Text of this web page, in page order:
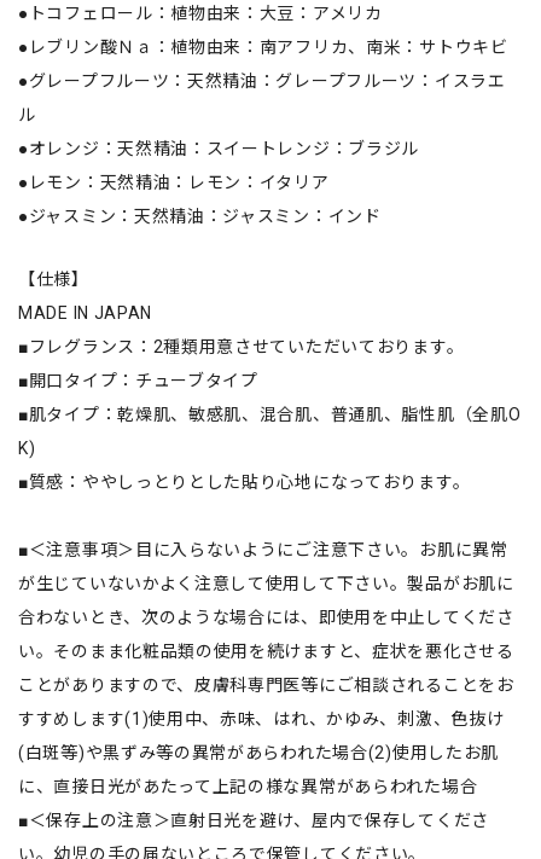
●トコフェロール：植物由来：大豆：アメリカ
●レブリン酸Ｎａ：植物由来：南アフリカ、南米：サトウキビ
●グレープフルーツ：天然精油：グレープフルーツ：イスラエ
ル
●オレンジ：天然精油：スイートレンジ：ブラジル
●レモン：天然精油：レモン：イタリア
●ジャスミン：天然精油：ジャスミン：インド
【仕様】
MADE IN JAPAN
■フレグランス：2種類用意させていただいております。
■開口タイプ：チューブタイプ
■肌タイプ：乾燥肌、敏感肌、混合肌、普通肌、脂性肌（全肌O
K)
■質感：ややしっとりとした貼り心地になっております。
■＜注意事項＞目に入らないようにご注意下さい。お肌に異常
が生じていないかよく注意して使用して下さい。製品がお肌に
合わないとき、次のような場合には、即使用を中止してくださ
い。そのまま化粧品類の使用を続けますと、症状を悪化させる
ことがありますので、皮膚科専門医等にご相談されることをお
すすめします(1)使用中、赤味、はれ、かゆみ、刺激、色抜け
(白斑等)や黒ずみ等の異常があらわれた場合(2)使用したお肌
に、直接日光があたって上記の様な異常があらわれた場合
■＜保存上の注意＞直射日光を避け、屋内で保存してくださ
い。幼児の手の届ないところで保管してください。